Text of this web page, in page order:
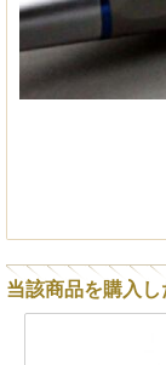
当該商品を購入